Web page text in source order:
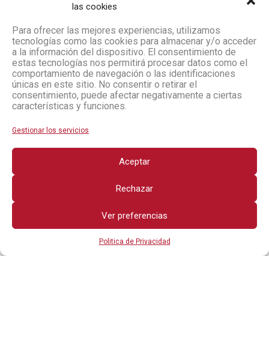
las cookies
Para ofrecer las mejores experiencias, utilizamos
tecnologías como las cookies para almacenar y/o acceder
a la información del dispositivo. El consentimiento de
estas tecnologías nos permitirá procesar datos como el
comportamiento de navegación o las identificaciones
únicas en este sitio. No consentir o retirar el
consentimiento, puede afectar negativamente a ciertas
características y funciones.
Gestionar los servicios
Aceptar
Rechazar
Ver preferencias
Politica de Privacidad